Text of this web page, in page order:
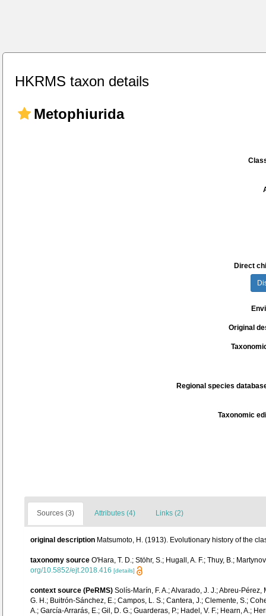
HKRMS taxon details
Metophiurida
Direct
Original
Regional species
Taxonomic
Sources (3) Attributes (4) Links (2)
original description Matsumoto, H. (1913). Evolutionary history of the
taxonomy source O'Hara, T. D.; Stöhr, S.; Hugall, A. F.; Thuy, B.;
org/10.5852/ejt.2018.416 [details]
context source (PeRMS) Solís-Marín, F. A.; Alvarado, J. J.; Abreu-
G. H.; Buitrón-Sánchez, E.; Campos, L. S.; Cantera, J.; Clemente, S.;
A.; García-Arrarás, E.; Gil, D. G.; Guarderas, P.; Hadel, V. F.; Hearn, A.;